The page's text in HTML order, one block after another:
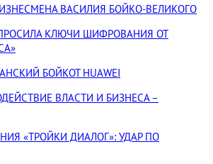
ВАСИЛИЯ БОЙКО-ВЕЛИКОГО
КЛЮЧИ ШИФРОВАНИЯ ОТ
БОЙКОТ HUAWEI
ВЛАСТИ И БИЗНЕСА –
«ТРОЙКИ ДИАЛОГ»: УДАР ПО